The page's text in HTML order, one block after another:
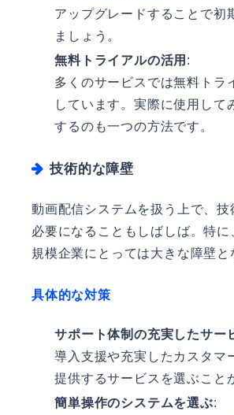
アップグレードすることで初
ましょう。
無料トライアルの活用 :
多くのサービスでは無料トラ
しています。実際に使用して
するのも一つの方法です。
技術的な障壁
動画配信システムを扱う上で、技
必要になることもしばしば。特
規模企業にとっては大きな障壁と
具体的な対策
サポート体制の充実したサー
導入支援や充実したカスタマ
提供するサービスを選ぶこと
簡単操作のシステムを選ぶ: